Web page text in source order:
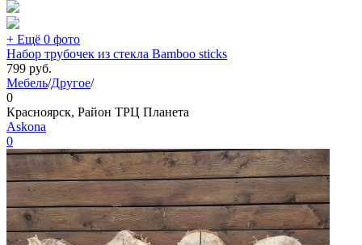
+ Ещё 0 фото
Набор трубочек из стекла Bamboo sticks
799 руб.
Мебель/Другое/
0
Красноярск, Район ТРЦ Планета
Askona
0